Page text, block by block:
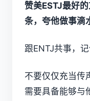
赞美ESTJ最好
条，夸他做事滴
跟ENTJ共事，记
不要仅仅充当传
需要具备能够与